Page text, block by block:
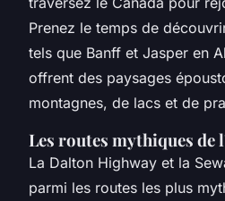
Prenez le temps de
tels que Banff et Jasper en
offrent des paysages
montagnes, de lacs et de
Les routes mythiques de
La Dalton Highway et la
parmi les routes les plus